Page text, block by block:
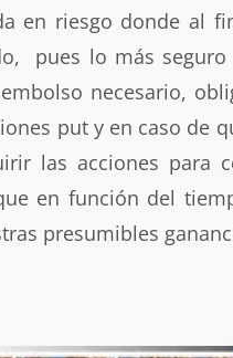
en riesgo donde al
pues lo más
necesario,
put y en caso de
las acciones para
en función del
presumibles